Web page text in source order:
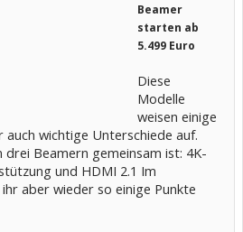
Beamer
starten ab
5.499 Euro
Diese
Modelle
weisen einige
auch wichtige Unterschiede auf.
drei Beamern gemeinsam ist: 4K-
und HDMI 2.1 Im
aber wieder so einige Punkte